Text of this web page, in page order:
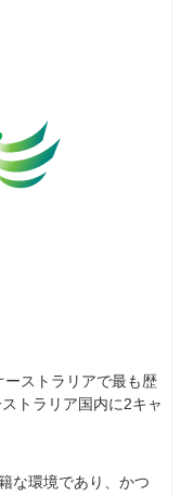
ストラリアで最も歴
トラリア国内に2キャ
な環境であり、かつ